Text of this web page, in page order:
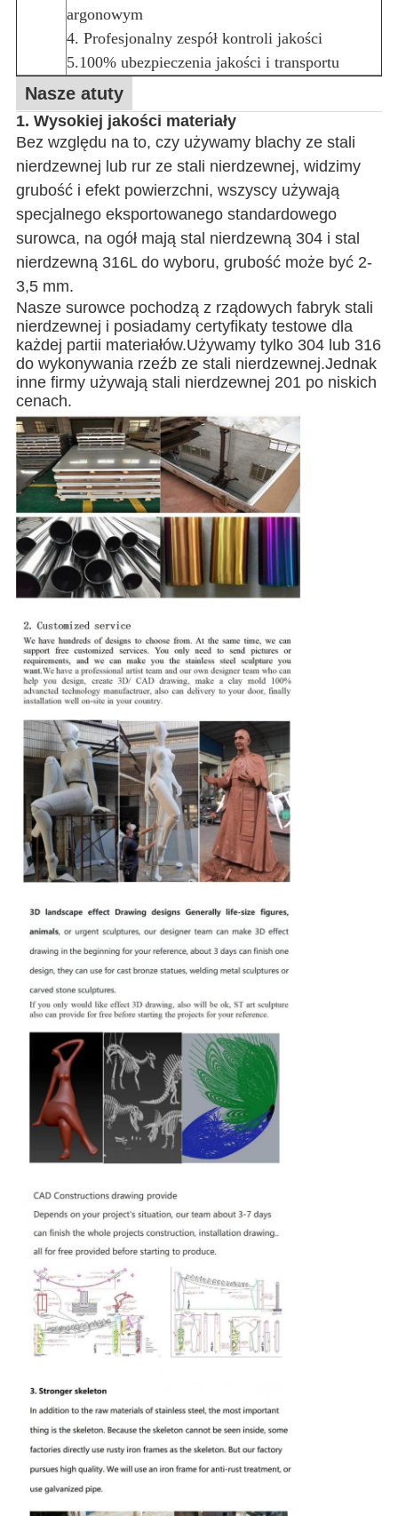
argonowym
4. Profesjonalny zespół kontroli jakości
5.100% ubezpieczenia jakości i transportu
Nasze atuty
1. Wysokiej jakości materiały
Bez względu na to, czy używamy blachy ze stali
nierdzewnej lub rur ze stali nierdzewnej, widzimy
grubość i efekt powierzchni, wszyscy używają
specjalnego eksportowanego standardowego
surowca, na ogół mają stal nierdzewną 304 i stal
nierdzewną 316L do wyboru, grubość może być 2-
3,5 mm.
Nasze surowce pochodzą z rządowych fabryk stali
nierdzewnej i posiadamy certyfikaty testowe dla
każdej partii materiałów.Używamy tylko 304 lub 316
do wykonywania rzeźb ze stali nierdzewnej.Jednak
inne firmy używają stali nierdzewnej 201 po niskich
cenach.